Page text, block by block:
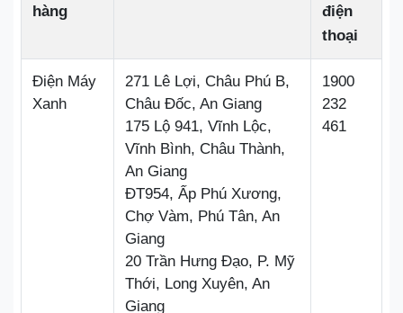
hàng
điện
thoại
Điện Máy
Xanh
271 Lê Lợi, Châu Phú B,
Châu Đốc, An Giang
175 Lộ 941, Vĩnh Lộc,
Vĩnh Bình, Châu Thành,
An Giang
ĐT954, Ấp Phú Xương,
Chợ Vàm, Phú Tân, An
Giang
20 Trần Hưng Đạo, P. Mỹ
Thới, Long Xuyên, An
Giang
1900
232
461